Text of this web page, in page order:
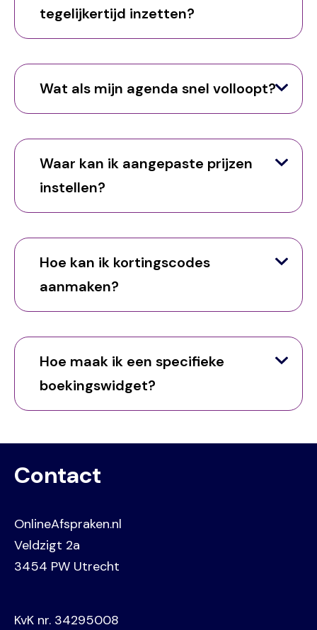
tegelijkertijd inzetten?
Wat als mijn agenda snel volloopt?
Waar kan ik aangepaste prijzen
instellen?
Hoe kan ik kortingscodes
aanmaken?
Hoe maak ik een specifieke
boekingswidget?
Contact
OnlineAfspraken.nl
Veldzigt 2a
3454 PW Utrecht
KvK nr. 34295008